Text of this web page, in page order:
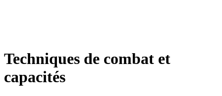
Techniques de combat et
capacités